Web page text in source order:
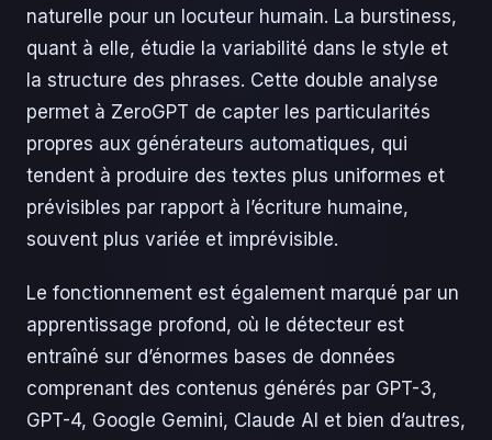
naturelle pour un locuteur humain. La burstiness,
quant à elle, étudie la variabilité dans le style et
la structure des phrases. Cette double analyse
permet à ZeroGPT de capter les particularités
propres aux générateurs automatiques, qui
tendent à produire des textes plus uniformes et
prévisibles par rapport à l’écriture humaine,
souvent plus variée et imprévisible.
Le fonctionnement est également marqué par un
apprentissage profond, où le détecteur est
entraîné sur d’énormes bases de données
comprenant des contenus générés par GPT-3,
GPT-4, Google Gemini, Claude AI et bien d’autres,